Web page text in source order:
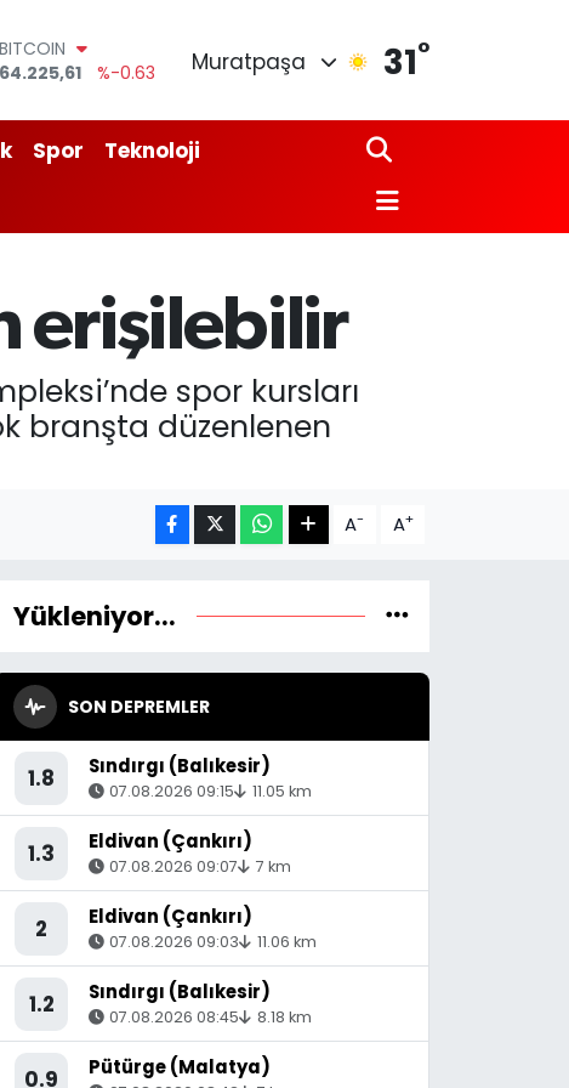
DOLAR
47,7143
%0.16
55,0317
%-0.02
STERLİN
64,2463
Muratpaşa 31°
Spor
Teknoloji
erişilebilir
spor kursları
branşta düzenlenen
A- A+
Yükleniyor...
SON DEPREMLER
1.8 Sındırgı (Balıkesir)
07.08.2026 09:15 11.05 km
1.3 Eldivan (Çankırı)
07.08.2026 09:07 7 km
2 Eldivan (Çankırı)
07.08.2026 09:03 11.06 km
1.2 Sındırgı (Balıkesir)
07.08.2026 08:45 8.18 km
0.9 Pütürge (Malatya)